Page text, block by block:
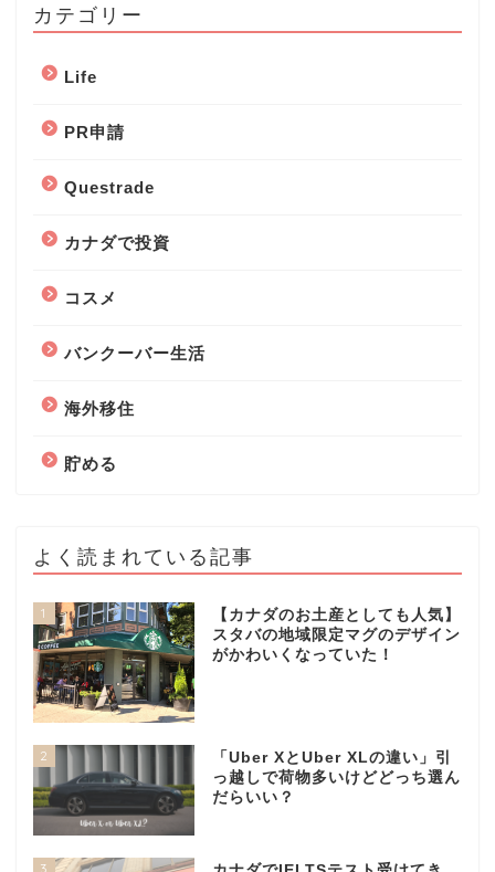
カテゴリー
Life
PR申請
Questrade
カナダで投資
コスメ
バンクーバー生活
海外移住
貯める
よく読まれている記事
1
【カナダのお土産としても人気】
スタバの地域限定マグのデザイン
がかわいくなっていた！
2
「Uber XとUber XLの違い」引
っ越しで荷物多いけどどっち選ん
だらいい？
3